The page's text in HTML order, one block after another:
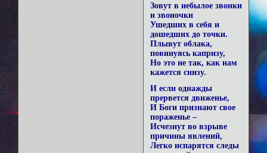
Зовут в небылое звонки
и звоночки
Ушедших в себя и
дошедших до точки.
Плывут облака,
повинуясь капризу,
Но это не так, как нам
кажется снизу.
И если однажды
прервется движенье,
И Боги признают свое
пораженье –
Исчезнут во взрыве
причины явлений,
Легко испарятся следы